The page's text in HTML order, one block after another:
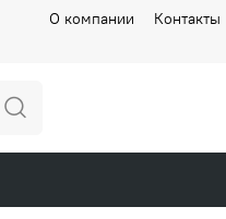
О компании Контакты